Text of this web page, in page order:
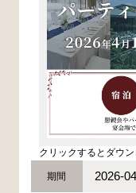
クリックするとダウ
期間 2026-